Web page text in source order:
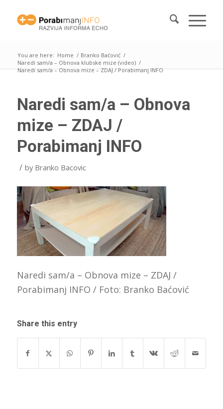
You are here: Home / Branko Baćović /
Naredi sam/a – Obnova klubske mize (video) /
Naredi sam/a – Obnova mize – ZDAJ / Porabimanj INFO
Naredi sam/a – Obnova
mize – ZDAJ /
Porabimanj INFO
/ by Branko Bacovic
Naredi sam/a – Obnova mize – ZDAJ /
Porabimanj INFO / Foto: Branko Baćović
Share this entry